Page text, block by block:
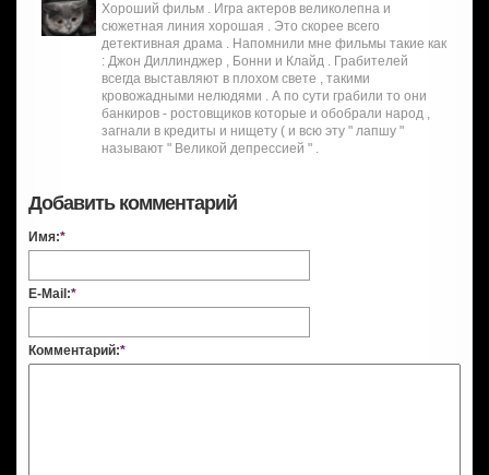
Хороший фильм . Игра актеров великолепна и
сюжетная линия хорошая . Это скорее всего
детективная драма . Напомнили мне фильмы такие как
: Джон Диллинджер , Бонни и Клайд . Грабителей
всегда выставляют в плохом свете , такими
кровожадными нелюдями . А по сути грабили то они
банкиров - ростовщиков которые и обобрали народ ,
загнали в кредиты и нищету ( и всю эту " лапшу "
называют " Великой депрессией " .
Добавить комментарий
Имя:*
E-Mail:*
Комментарий:*